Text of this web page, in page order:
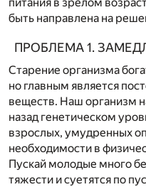
быть направлена на
ПРОБЛЕМА 1.
Старение организма
но главным является
веществ. Наш организм
назад генетическом
взрослых, умудренных
необходимости в
Пускай молодые много
тяжести и суетятся по